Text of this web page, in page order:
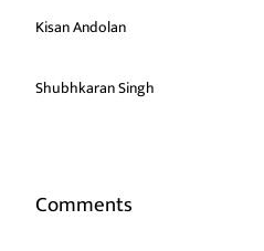
Kisan Andolan
Shubhkaran Singh
Comments